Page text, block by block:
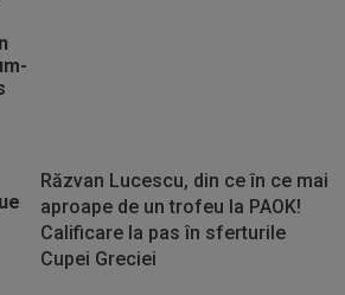
Răzvan Lucescu, din ce în ce mai
aproape de un trofeu la PAOK!
Calificare la pas în sferturile
Cupei Greciei